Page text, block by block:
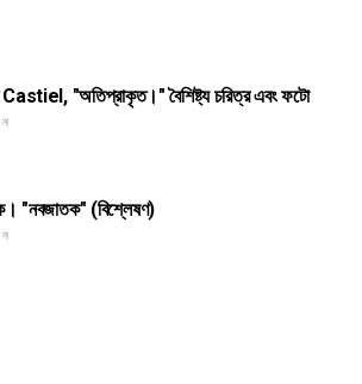
Castiel, "অতিপ্রাকৃত।" বৈশিষ্ট্য চরিত্র এবং ফটো
"নবজাতক" (বিশ্লেষণ)